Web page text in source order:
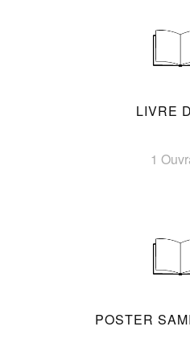
LIVRE
1
POSTER